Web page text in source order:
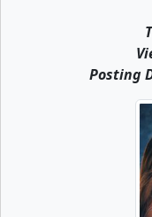
Posting